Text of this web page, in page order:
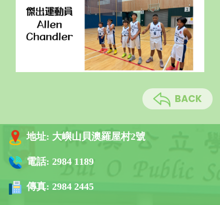
BACK
地址: 大嶼山貝澳羅屋村2號
電話: 2984 1189
傳真: 2984 2445